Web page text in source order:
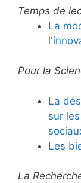
Temps de
La
Pour la
La
sur
Les
La